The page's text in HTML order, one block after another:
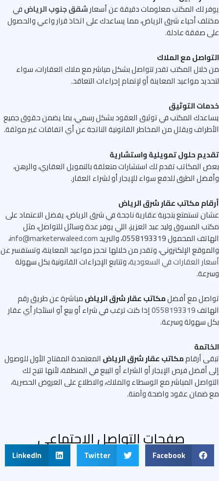
لك المكتب معلومات دقيقة عن أسعارشقق جنوب الرياضفي
أحياء شرق الرياض، مما يساعدك على اتخاذ قرار واعي والحصول
صفقة عادلة.
مع الملاك
المكتب تقدر تتواصل بشكل مباشر مع ملاك العقارات، سواء
مواعيد المعاينة أو لإتمام إجراءات التعاقد.
التوثيق
المكتب في توثيق العقود بشكل رسمي، بما يضمن حقوق جميع
ويقلل من المخاطر القانونية الناتجة عن أي اتفاقات غير موثقة.
حلول تمويلية واستشارية
المكاتب تقدم لك استشارات متعلقة بالتمويل العقاري، والرهن،
الطرق للدفع سواء للإيجار أو لشراء العقار.
مكاتب عقار شرق الرياض
تستمتع بتجربة عقارية ناجحة في شرق الرياض، يفضل الاعتماد على
المسوق وليد عبد العزيز، اللي يوفر عدة وسائل للتواصل، مثل
المحمول 0558193319، والبريد
info@marketerwaleed.com،
الإلكتروني، وتقدر من خلالها تحجز مواعيد المعاينة، وتستفسر عن
العقارات في السعودية، وتتابع الإجراءات القانونية بكل سهولة
مع أفضلمكاتب عقار شرق الرياضمباشرة عن طريق رقم
0558193319إذا كنت ترغب في شراء أو بيع أو استئجار أي عقار
سهولة وسرعة.
أرقاممكاتب عقار شرق الرياضالمعتمدة المفتاح الأول للوصول
أفضل فرص الإيجار أو الشراء أو البيع في المنطقة، لأنها تتيح لك
المباشر مع الوسطاء والملاك، والاطلاع على العروض الحصرية،
ضمان عقود واضحة وآمنة.
صفحات التواصل الاجتماعى
Facebook
Twitter
LinkedIn